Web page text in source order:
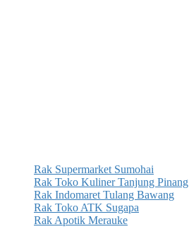
Rak Supermarket Sumohai
Rak Toko Kuliner Tanjung Pinang
Rak Indomaret Tulang Bawang
Rak Toko ATK Sugapa
Rak Apotik Merauke